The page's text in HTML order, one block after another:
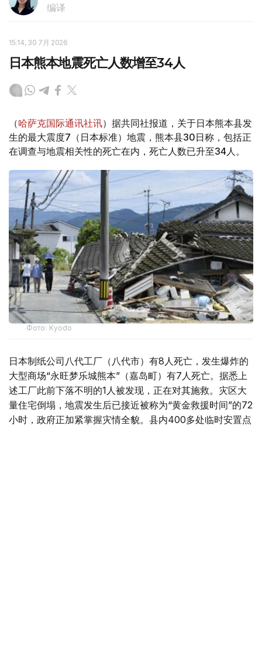
编译
15:14, 30 7月 2026
日本熊本地震死亡人数增至34人
（哈萨克国际通讯社讯）据共同社报道，关于日本熊本县发
生的最大震度7（日本标准）地震，熊本县30日称，包括正
在调查与地震相关性的死亡在内，死亡人数已升至34人。
Фото: Kyodo
日本制纸公司八代工厂（八代市）有8人死亡，发生爆炸的
大型商场“永旺梦乐城熊本”（嘉岛町）有7人死亡。据悉上
述工厂此前下落不明的1人被发现，正在对其施救。灾区大
量住宅倒塌，地震发生后已接近被称为“黄金救援时间”的72
小时，政府正加紧掌握灾情全貌。县内400多处临时安置点